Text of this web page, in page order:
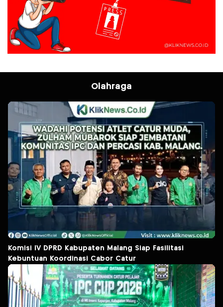
Olahraga
Komisi IV DPRD Kabupaten Malang Siap Fasilitasi
Kebuntuan Koordinasi Cabor Catur